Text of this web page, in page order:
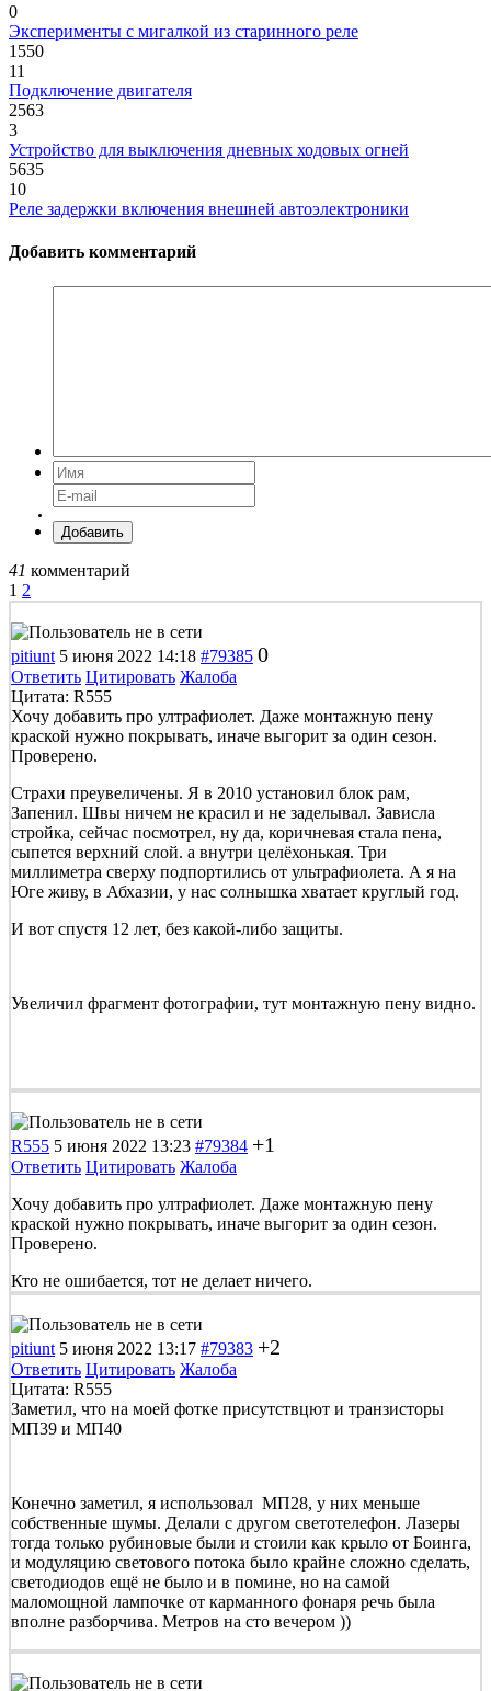
0
Эксперименты с мигалкой из старинного реле
1550
11
Подключение двигателя
2563
3
Устройство для выключения дневных ходовых огней
5635
10
Реле задержки включения внешней автоэлектроники
Добавить комментарий
Добавить
41 комментарий
1 2
pitiunt 5 июня 2022 14:18 #79385 0
Ответить Цитировать Жалоба
Цитата: R555
Хочу добавить про ултрафиолет. Даже монтажную пену
краской нужно покрывать, иначе выгорит за один сезон.
Проверено.
Страхи преувеличены. Я в 2010 установил блок рам,
Запенил. Швы ничем не красил и не заделывал. Зависла
стройка, сейчас посмотрел, ну да, коричневая стала пена,
сыпется верхний слой. а внутри целёхонькая. Три
миллиметра сверху подпортились от ультрафиолета. А я на
Юге живу, в Абхазии, у нас солнышка хватает круглый год.
И вот спустя 12 лет, без какой-либо защиты.
Увеличил фрагмент фотографии, тут монтажную пену видно.
R555 5 июня 2022 13:23 #79384 +1
Ответить Цитировать Жалоба
Хочу добавить про ултрафиолет. Даже монтажную пену
краской нужно покрывать, иначе выгорит за один сезон.
Проверено.
Кто не ошибается, тот не делает ничего.
pitiunt 5 июня 2022 13:17 #79383 +2
Ответить Цитировать Жалоба
Цитата: R555
Заметил, что на моей фотке присутствцют и транзисторы
МП39 и МП40
Конечно заметил, я использовал МП28, у них меньше
собственные шумы. Делали с другом светотелефон. Лазеры
тогда только рубиновые были и стоили как крыло от Боинга,
и модуляцию светового потока было крайне сложно сделать,
светодиодов ещё не было и в помине, но на самой
маломощной лампочке от карманного фонаря речь была
вполне разборчива. Метров на сто вечером ))